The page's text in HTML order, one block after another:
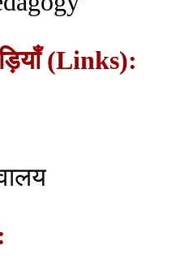
(Links):